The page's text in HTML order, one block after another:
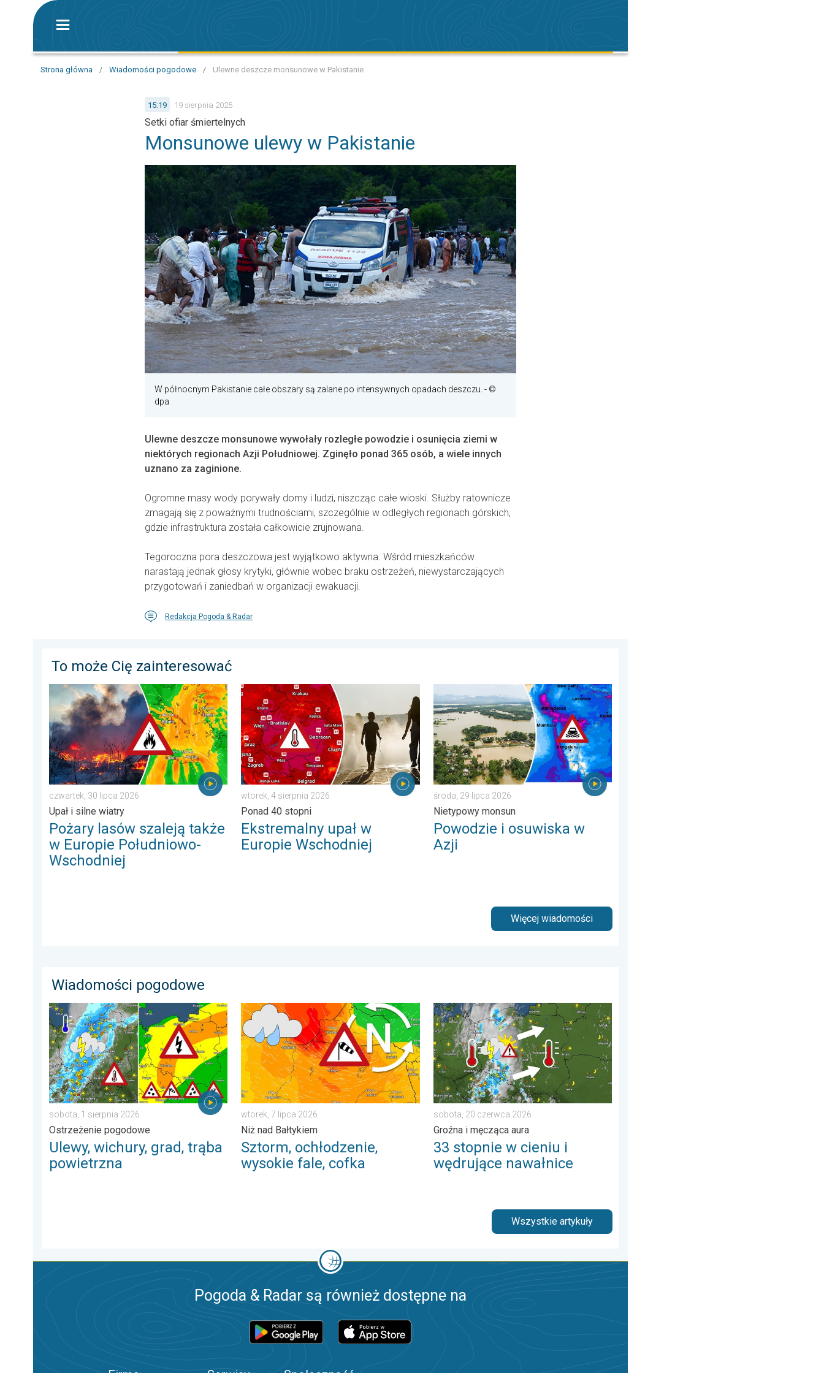
Strona główna / Wiadomości pogodowe / Ulewne deszcze monsunowe w Pakistanie
15:19 19 sierpnia 2025
Setki ofiar śmiertelnych
Monsunowe ulewy w Pakistanie
W północnym Pakistanie całe obszary są zalane po intensywnych opadach deszczu. - ©
dpa
Ulewne deszcze monsunowe wywołały rozległe powodzie i osunięcia ziemi w
niektórych regionach Azji Południowej. Zginęło ponad 365 osób, a wiele innych
uznano za zaginione.
Ogromne masy wody porywały domy i ludzi, niszcząc całe wioski. Służby ratownicze
zmagają się z poważnymi trudnościami, szczególnie w odległych regionach górskich,
gdzie infrastruktura została całkowicie zrujnowana.
Tegoroczna pora deszczowa jest wyjątkowo aktywna. Wśród mieszkańców
narastają jednak głosy krytyki, głównie wobec braku ostrzeżeń, niewystarczających
przygotowań i zaniedbań w organizacji ewakuacji.
Redakcja Pogoda & Radar
To może Cię zainteresować
Pożary lasów szaleją także w Europie Południowo-Wschodniej. Upał i silne wiatry. . . czwartek, 30 lipca 2026
czwartek, 30 lipca 2026
Upał i silne wiatry
Pożary lasów szaleją także
w Europie Południowo-
Wschodniej
Ekstremalny upał w Europie Wschodniej. Ponad 40 stopni. . . wtorek, 4 sierpnia 2026
wtorek, 4 sierpnia 2026
Ponad 40 stopni
Ekstremalny upał w
Europie Wschodniej
Powodzie i osuwiska w Azji. Nietypowy monsun. . . środa, 29 lipca 2026
środa, 29 lipca 2026
Nietypowy monsun
Powodzie i osuwiska w
Azji
Więcej wiadomości
Wiadomości pogodowe
Ulewy, wichury, grad, trąba powietrzna. Ostrzeżenie pogodowe. . . sobota, 1 sierpnia 2026
sobota, 1 sierpnia 2026
Ostrzeżenie pogodowe
Ulewy, wichury, grad, trąba
powietrzna
Sztorm, ochłodzenie, wysokie fale, cofka. Niż nad Bałtykiem. . . wtorek, 7 lipca 2026
wtorek, 7 lipca 2026
Niż nad Bałtykiem
Sztorm, ochłodzenie,
wysokie fale, cofka
33 stopnie w cieniu i wędrujące nawałnice. Groźna i męcząca aura. . . sobota, 20 czerwca
sobota, 20 czerwca 2026
Groźna i męcząca aura
33 stopnie w cieniu i
wędrujące nawałnice
Wszystkie artykuły
Pogoda & Radar są również dostępne na